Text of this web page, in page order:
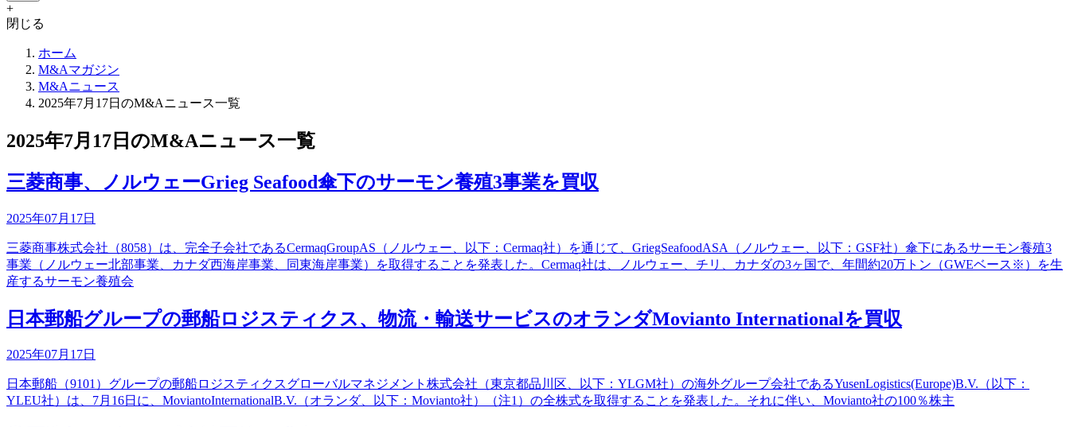
+
閉じる
ホーム
M&Aマガジン
M&Aニュース
2025年7月17日のM&Aニュース一覧
2025年7月17日のM&Aニュース一覧
三菱商事、ノルウェーGrieg Seafood傘下のサーモン養殖3事業を買収
2025年07月17日
三菱商事株式会社（8058）は、完全子会社であるCermaqGroupAS（ノルウェー、以下：Cermaq社）を通じて、GriegSeafoodASA（ノルウェー、以下：GSF社）傘下にあるサーモン養殖3
事業（ノルウェー北部事業、カナダ西海岸事業、同東海岸事業）を取得することを発表した。Cermaq社は、ノルウェー、チリ、カナダの3ヶ国で、年間約20万トン（GWEベース※）を生
産するサーモン養殖会
日本郵船グループの郵船ロジスティクス、物流・輸送サービスのオランダMovianto Internationalを買収
2025年07月17日
日本郵船（9101）グループの郵船ロジスティクスグローバルマネジメント株式会社（東京都品川区、以下：YLGM社）の海外グループ会社であるYusenLogistics(Europe)B.V.（以下：
YLEU社）は、7月16日に、MoviantoInternationalB.V.（オランダ、以下：Movianto社）（注1）の全株式を取得することを発表した。それに伴い、Movianto社の100％株主